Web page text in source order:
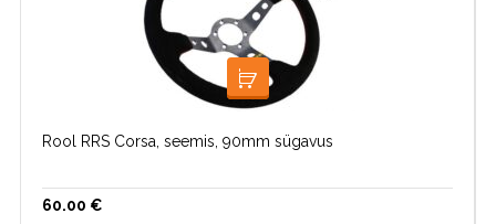
LOE EDASI
Rool RRS Corsa, seemis, 90mm sügavus
60.00 €